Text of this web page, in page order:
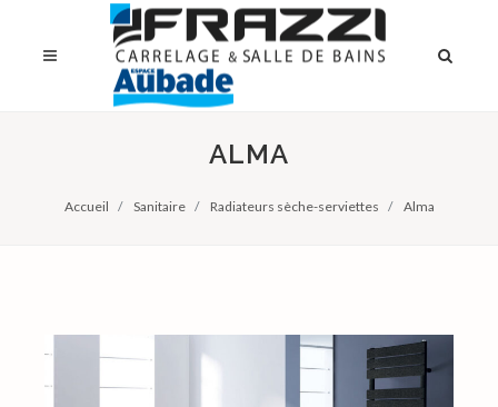
ALMA
Accueil Sanitaire Radiateurs sèche-serviettes Alma